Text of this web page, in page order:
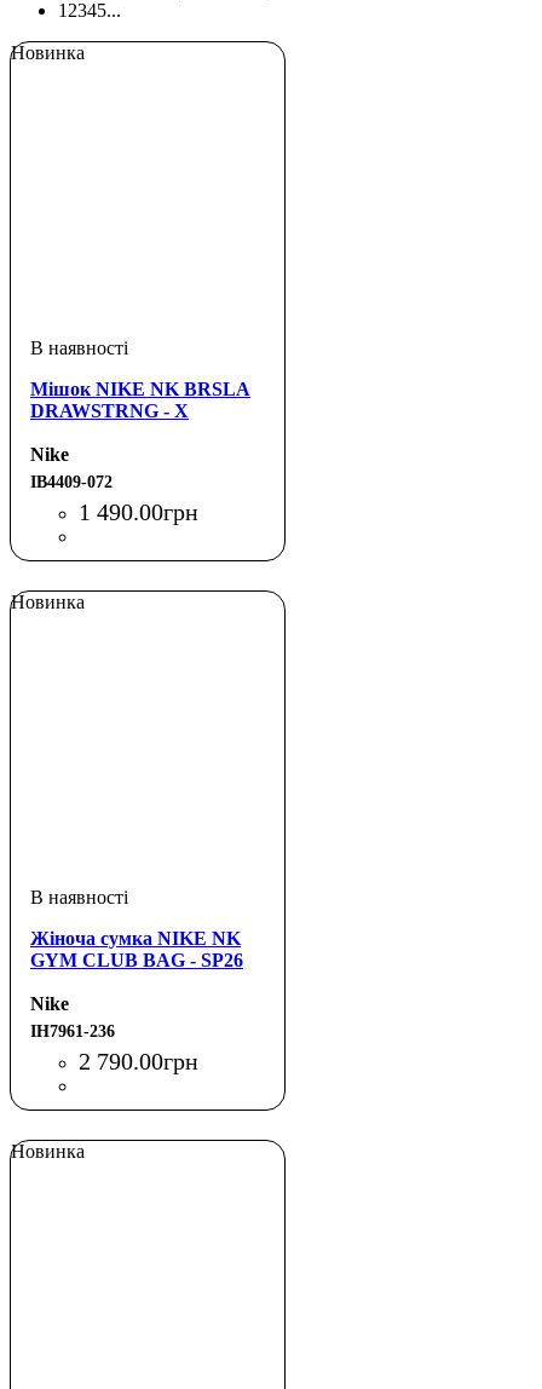
1 2345...
Новинка
Мішок NIKE NK BRSLA
DRAWSTRNG - X
Nike
IB4409-072
1 490.00грн
Новинка
Жіноча сумка NIKE NK
GYM CLUB BAG - SP26
Nike
IH7961-236
2 790.00грн
Новинка